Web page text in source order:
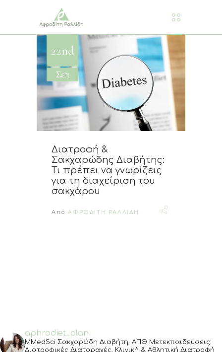
22nd
Σεπ
Διατροφή &
Σακχαρώδης Διαβήτης:
Τι πρέπει να γνωρίζεις
για τη διαχείριση του
σακχάρου
ΑπόΑΦΡΟΔΙΤΗ ΡΑΛΛΙΔΗ
aphrodiet_plan
MMedSci Σακχαρώδη Διαβήτη, ΑΠΘ Μετεκπαιδεύσεις:
Διατροφικές Διαταραχές, Κλινική & Αθλητική Διατροφή